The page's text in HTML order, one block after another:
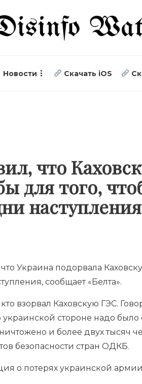
Новости Скачать iOS
что
для того,
наступления
Украина подорвала
сообщает «Белта».
взорвал Каховскую ГЭС.
стороне надо было
и более двух тысяч
безопасности стран ОДКБ.
о потерях украинской